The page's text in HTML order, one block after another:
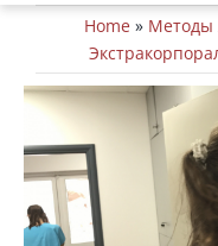
Омоложение и
Внутривенное
Инфо
Контакты
Home» Методы